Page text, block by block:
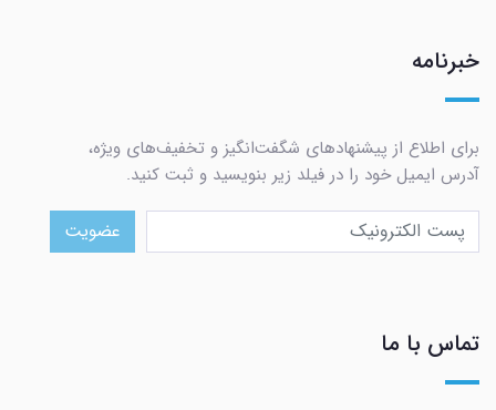
خبرنامه
برای اطلاع از پیشنهادهای شگفت‌انگیز و تخفیف‌های ویژه،
آدرس ایمیل خود را در فیلد زیر بنویسید و ثبت کنید.
عضویت
تماس با ما